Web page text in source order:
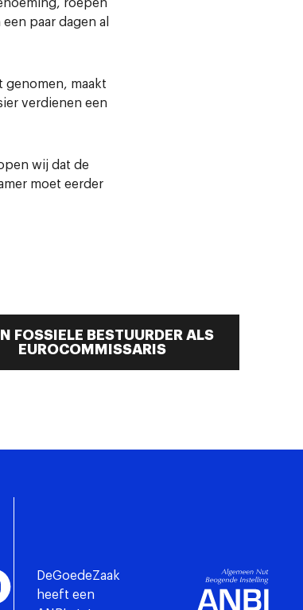
roepen
paar dagen al
maakt
verdienen een
wij dat de
moet eerder
FOSSIELE BESTUURDER ALS
EUROCOMMISSARIS
DeGoedeZaak
heeft een